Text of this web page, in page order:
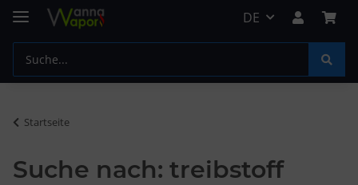
DE
Startseite
Suche nach: treibstoff